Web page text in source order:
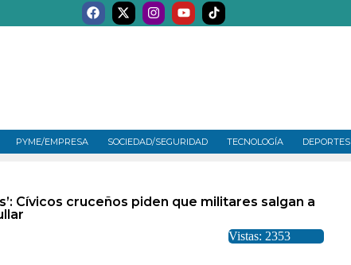
PYME/EMPRESA SOCIEDAD/SEGURIDAD TECNOLOGÍA DEPORTES
Cívicos cruceños piden que militares salgan a
Vistas: 2353